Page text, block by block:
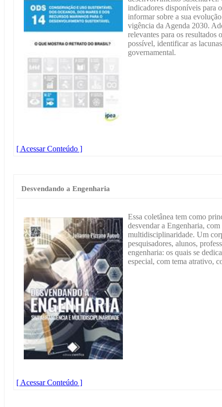
indicadores disponíveis para
informar sobre a sua
vigência da Agenda 2030.
relevantes para os resultados
possível, identificar as
governamental.
[ Acessar Conteúdo ]
Desvendando a Engenharia
Essa coletânea tem como
desvendar a Engenharia,
multidisciplinaridade. Um
pesquisadores, alunos,
engenharia: os quais se
especial, com tema atrativo,
[ Acessar Conteúdo ]